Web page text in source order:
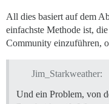
All dies basiert auf dem
einfachste Methode ist,
Community einzuführen,
Jim_Starkweather:
Und ein Problem, von